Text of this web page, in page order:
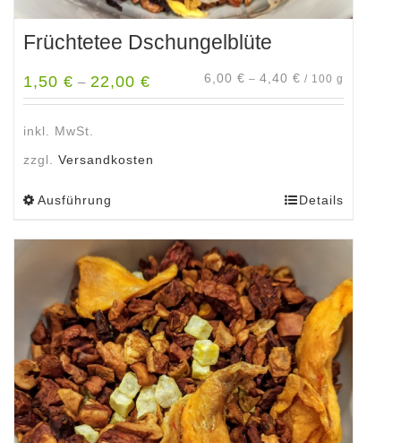
Früchtetee Dschungelblüte
1,50 € – 22,00 € 6,00 € – 4,40 € / 100 g
inkl. MwSt.
zzgl. Versandkosten
Ausführung
mehrere
Varianten
auf.
Die
Optionen
können
auf
der
Details